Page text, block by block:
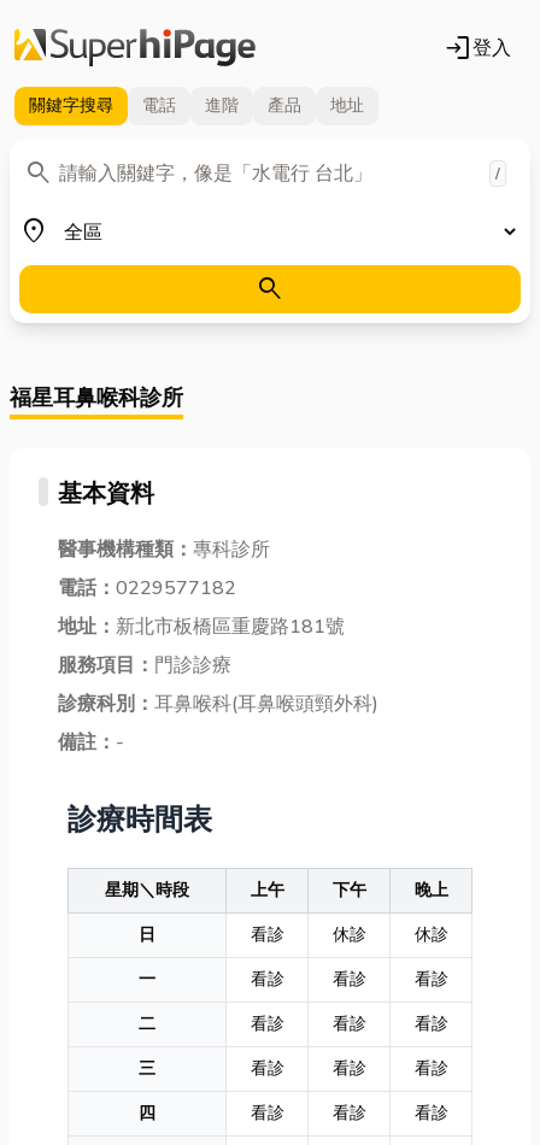
login登入
關鍵字搜尋 電話 進階 產品 地址
search
關鍵字 /
place
地區
search
福星耳鼻喉科診所
基本資料
醫事機構種類： 專科診所
電話： 0229577182
地址： 新北市板橋區重慶路181號
服務項目： 門診診療
診療科別： 耳鼻喉科(耳鼻喉頭頸外科)
備註： -
診療時間表
星期＼時段 上午 下午
晚上
日
看診 休診
休診
一
看診 看診
看診
二
看診 看診
看診
三
看診 看診
看診
四
看診 看診
看診